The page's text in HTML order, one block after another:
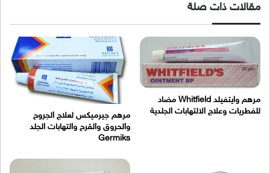
مقالات ذات صلة
مرهم وايتفيلد Whitfield مضاد
للفطريات وعلاج الالتهابات الجلدية
مرهم جيرميكس لعلاج الجروح
والحروق والقرح والتهابات الجلد
Germiks